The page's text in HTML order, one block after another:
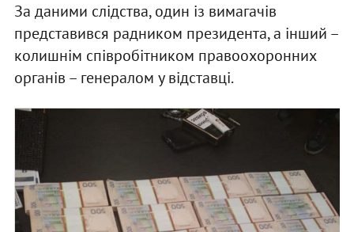
За даними слідства, один із вимагачів
представився радником президента, а інший –
колишнім співробітником правоохоронних
органів – генералом у відставці.